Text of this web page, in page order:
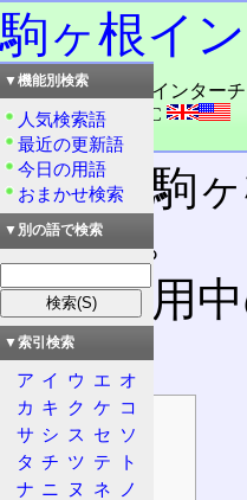
駒ヶ根イ
読み：こまがね・インター
外語：Komagane IC
品詞：その他地名
長野県駒
ェンジ。
現在供用
る。
目次
概要
所在地
▼機能別検索
人気検索語
最近の更新語
今日の用語
おまかせ検索
▼別の語で検索
▼索引検索
ア イ ウ エ オ
カ キ ク ケ コ
サ シ ス セ ソ
タ チ ツ テ
ト
ナ ニ ヌ ネ
ノ